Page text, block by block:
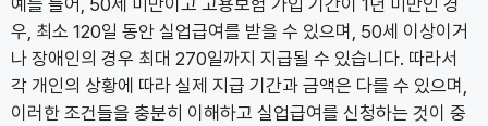
예를 들어, 50세 미만이고 고용보험 가입 기간이 1년 미만인 경
우, 최소 120일 동안 실업급여를 받을 수 있으며, 50세 이상이거
나 장애인의 경우 최대 270일까지 지급될 수 있습니다. 따라서
각 개인의 상황에 따라 실제 지급 기간과 금액은 다를 수 있으며,
이러한 조건들을 충분히 이해하고 실업급여를 신청하는 것이 중